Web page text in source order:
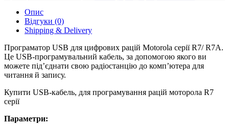
Опис
Відгуки (0)
Shipping & Delivery
Програматор USB для цифрових рацій Motorola серії R7/ R7А.
Це USB-програмувальний кабель, за допомогою якого ви
можете під’єднати свою радіостанцію до комп’ютера для
читання й запису.
Купити USB-кабель, для програмування рацій моторола R7
серії
Параметри: